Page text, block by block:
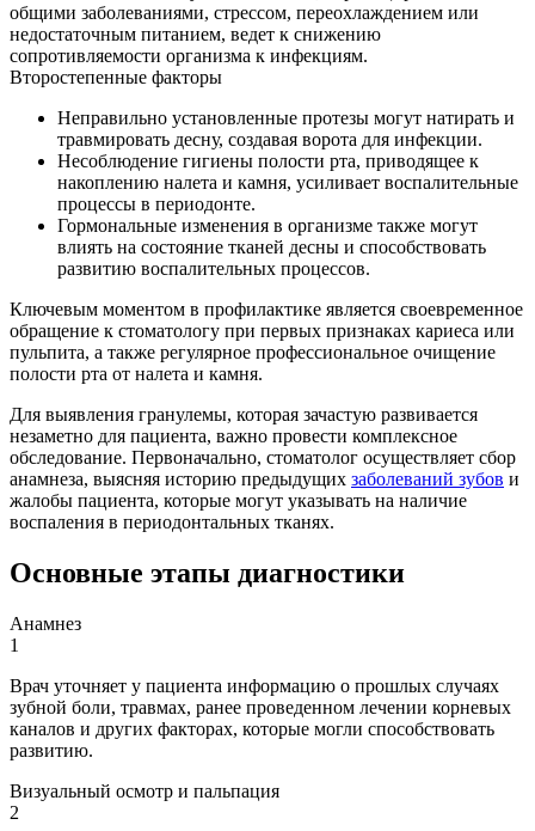
общими заболеваниями, стрессом, переохлаждением или
недостаточным питанием, ведет к снижению
сопротивляемости организма к инфекциям.
Второстепенные факторы
Неправильно установленные протезы могут натирать и
травмировать десну, создавая ворота для инфекции.
Несоблюдение гигиены полости рта, приводящее к
накоплению налета и камня, усиливает воспалительные
процессы в периодонте.
Гормональные изменения в организме также могут
влиять на состояние тканей десны и способствовать
развитию воспалительных процессов.
Ключевым моментом в профилактике является своевременное
обращение к стоматологу при первых признаках кариеса или
пульпита, а также регулярное профессиональное очищение
полости рта от налета и камня.
Для выявления гранулемы, которая зачастую развивается
незаметно для пациента, важно провести комплексное
обследование. Первоначально, стоматолог осуществляет сбор
анамнеза, выясняя историю предыдущих заболеваний зубов и
жалобы пациента, которые могут указывать на наличие
воспаления в периодонтальных тканях.
Основные этапы диагностики
Анамнез
1
Врач уточняет у пациента информацию о прошлых случаях
зубной боли, травмах, ранее проведенном лечении корневых
каналов и других факторах, которые могли способствовать
развитию.
Визуальный осмотр и пальпация
2